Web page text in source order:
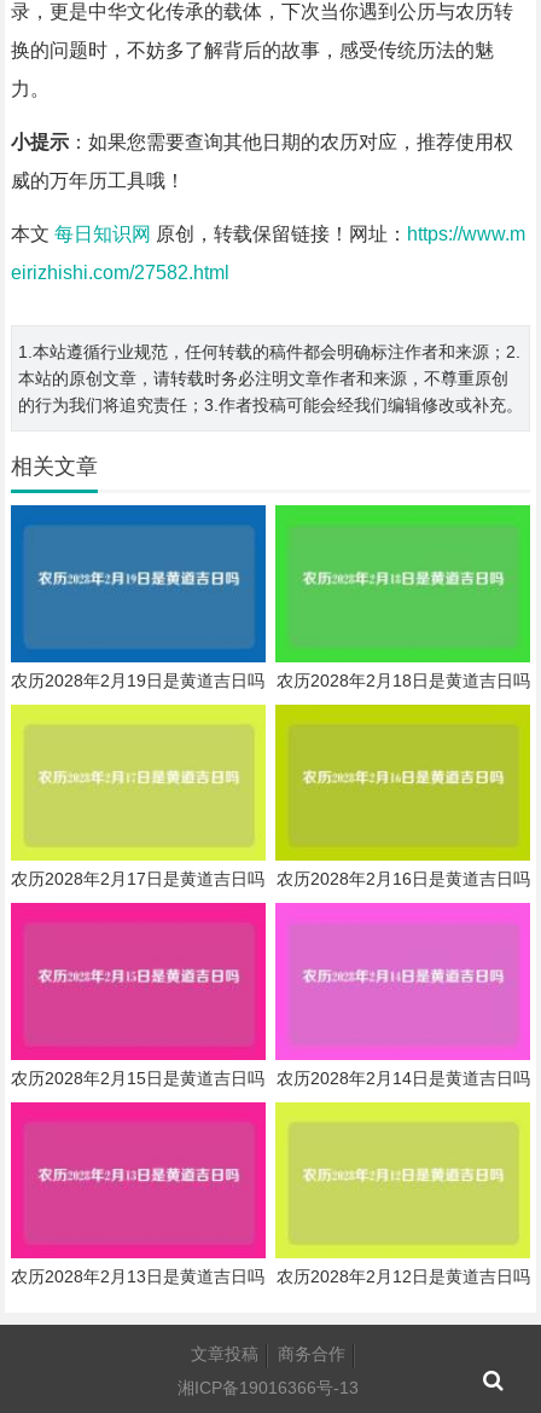
录，更是中华文化传承的载体，下次当你遇到公历与农历转
换的问题时，不妨多了解背后的故事，感受传统历法的魅
力。
小提示：如果您需要查询其他日期的农历对应，推荐使用权
威的万年历工具哦！
本文 每日知识网 原创，转载保留链接！网址： https://www.m
eirizhishi.com/27582.html
1.本站遵循行业规范，任何转载的稿件都会明确标注作者和来源；2.
本站的原创文章，请转载时务必注明文章作者和来源，不尊重原创
的行为我们将追究责任；3.作者投稿可能会经我们编辑修改或补充。
相关文章
农历2028年2月19日是黄道吉日吗 农历2028年2月18日是黄道吉日吗
农历2028年2月17日是黄道吉日吗 农历2028年2月16日是黄道吉日吗
农历2028年2月15日是黄道吉日吗 农历2028年2月14日是黄道吉日吗
农历2028年2月13日是黄道吉日吗 农历2028年2月12日是黄道吉日吗
文章投稿
商务合作
湘ICP备19016366号-13